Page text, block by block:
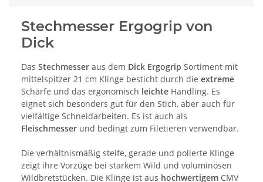
Stechmesser Ergogrip von
Dick
Das Stechmesser aus dem Dick Ergogrip Sortiment mit
mittelspitzer 21 cm Klinge besticht durch die extreme
Schärfe und das ergonomisch leichte Handling. Es
eignet sich besonders gut für den Stich, aber auch für
vielfältige Schneidarbeiten. Es ist auch als
Fleischmesser und bedingt zum Filetieren verwendbar.
Die verhältnismäßig steife, gerade und polierte Klinge
zeigt ihre Vorzüge bei starkem Wild und voluminösen
Wildbretstücken. Die Klinge ist aus hochwertigem CMV